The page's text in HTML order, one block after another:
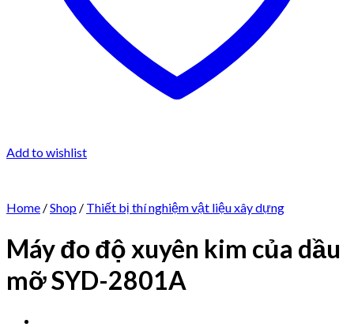
Add to wishlist
Home /Shop / Thiết bị thí nghiệm vật liệu xây dựng
Máy đo độ xuyên kim của dầu
mỡ SYD-2801A